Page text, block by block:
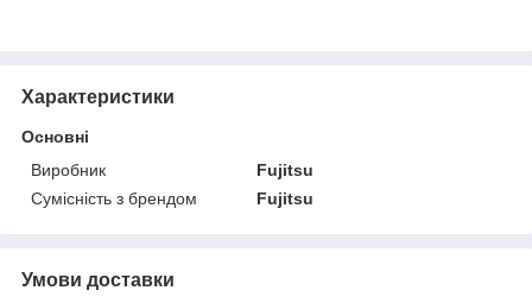
Характеристики
Основні
Виробник
Fujitsu
Сумісність з брендом
Fujitsu
Умови доставки